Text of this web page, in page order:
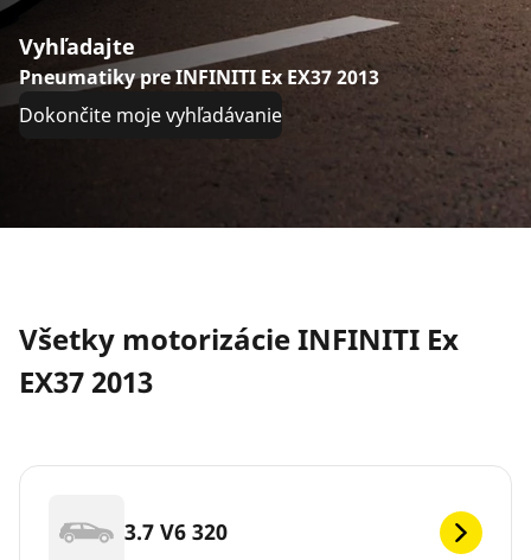
Vyhľadajte
Pneumatiky pre INFINITI Ex EX37 2013
Dokončite moje vyhľadávanie
Všetky motorizácie INFINITI Ex
EX37 2013
3.7 V6 320